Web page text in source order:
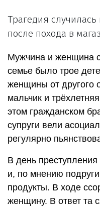
Трагедия
после похода в
Мужчина и женщина
семье было трое
женщины от другого
мальчик и
этом гражданском
супруги вели
регулярно
В день
и, по мнению
продукты. В ходе
женщину. В ответ та